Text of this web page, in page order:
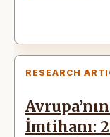
RESEARCH
İmtihanı: